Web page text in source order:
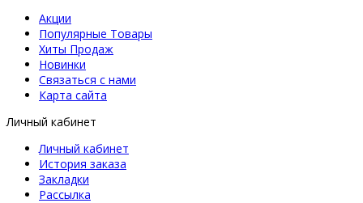
Акции
Популярные Товары
Хиты Продаж
Новинки
Связаться с нами
Карта сайта
Личный кабинет
Личный кабинет
История заказа
Закладки
Рассылка